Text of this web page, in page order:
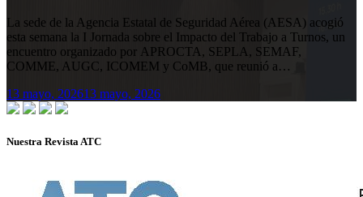
La sede de la Agencia Estatal de Seguridad Aérea (AESA) acogió
esta semana la I Jornada sobre el Impacto del Trabajo a Turnos, un
encuentro organizado por APROCTA, SEPLA, SEMAF,
COMME, AUGC, ICOMEM y CoMB, que reunió a…
13 mayo, 202613 mayo, 2026
Nuestra Revista ATC